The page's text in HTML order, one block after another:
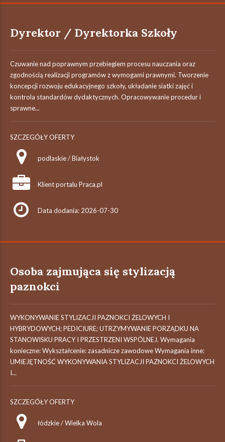
Dyrektor / Dyrektorka Szkoły
Czuwanie nad poprawnym przebiegiem procesu nauczania oraz
zgodnością realizacji programów z wymogami prawnymi. Tworzenie
koncepcji rozwoju edukacyjnego szkoły, układanie siatki zajęć i
kontrola standardów dydaktycznych. Opracowywanie procedur i
sprawne...
SZCZEGÓŁY OFERTY
podlaskie / Białystok
Klient portalu Praca.pl
Data dodania: 2026-07-30
Osoba zajmująca się stylizacją
paznokci
WYKONYWANIE STYLIZACJI PAZNOKCI ŻELOWYCH I
HYBRYDOWYCH; PEDICIURE; UTRZYMYWANIE PORZĄDKU NA
STANOWISKU PRACY I PRZESTRZENI WSPÓLNEJ. Wymagania
konieczne: Wykształcenie: zasadnicze zawodowe Wymagania inne:
UMIEJĘTNOŚĆ WYKONYWANIA STYLIZACJI PAZNOKCI ŻELOWYCH
I...
SZCZEGÓŁY OFERTY
łódzkie / Wielka Wola